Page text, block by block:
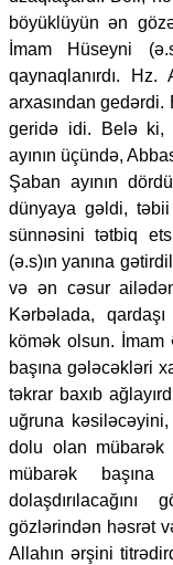
böyüklüyün ən
İmam Hüseyni
qaynaqlanırdı. Hz.
arxasından gedərdi.
geridə idi. Belə ki,
ayının üçündə,
Şaban ayının
dünyaya gəldi,
sünnəsini tətbiq
(ə.s)ın yanına
və ən cəsur
Kərbəlada,
kömək olsun. İmam
başına gələcəkləri
təkrar baxıb
uğruna
dolu olan mübarək
mübarək
gözlərindən həsrət
Allahın ərşini